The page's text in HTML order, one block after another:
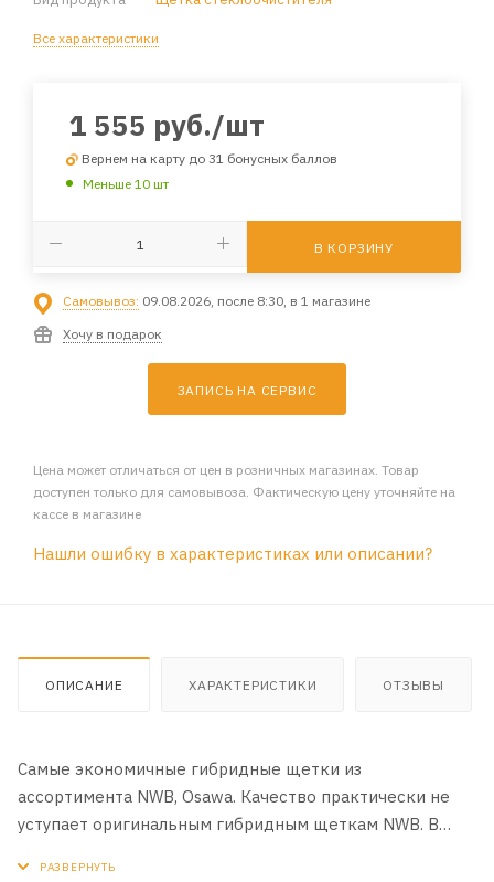
Все характеристики
1 555 руб./шт
Вернем на карту до 31 бонусных баллов
Меньше 10 шт
В КОРЗИНУ
Самовывоз: 09.08.2026, после 8:30, в 1 магазине
Хочу в подарок
ЗАПИСЬ НА СЕРВИС
Цена может отличаться от цен в розничных магазинах. Товар
доступен только для самовывоза. Фактическую цену уточняйте на
кассе в магазине
Нашли ошибку в характеристиках или описании?
ОПИСАНИЕ ХАРАКТЕРИСТИКИ ОТЗЫВЫ
Самые экономичные гибридные щетки из
ассортимента NWB, Osawa. Качество практически не
уступает оригинальным гибридным щеткам NWB. В